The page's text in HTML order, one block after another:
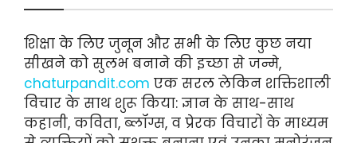
शिक्षा के लिए जुनून और सभी के लिए कुछ नया
सीखने को सुलभ बनाने की इच्छा से जन्मे,
chaturpandit.com एक सरल लेकिन शक्तिशाली
विचार के साथ शुरू किया: ज्ञान के साथ-साथ
कहानी, कविता, ब्लॉग्स, व प्रेरक विचारों के माध्यम